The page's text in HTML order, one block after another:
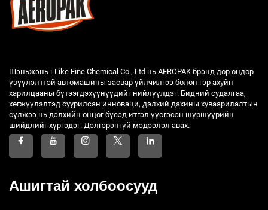
Шэньжэнь i-Like Fine Chemical Co., Ltd нь AEROPAK брэнд дор өндөр
үзүүлэлттэй автомашины засвар үйлчилгээ болон гэр ахуйн
харилцааны бүтээгдэхүүнүүдийг нийлүүлдэг. Бидний судалгаа,
хөгжүүлэлтэд суурилсан инноваци, дэлхий дахины хуваарилалтын
сүлжээ нь дэлхийн өнцөг бүсэд итгэл үүсгэсэн шүршүүрийн
шийдлийг хүргэдэг. Дэлгэрэнгүй мэдээлэл авах.
Ашигтай холбоосууд